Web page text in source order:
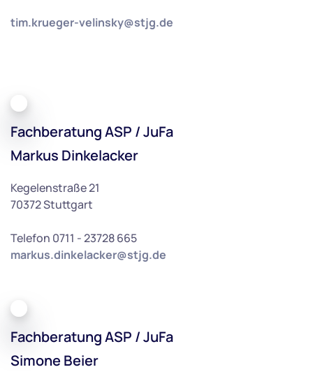
tim.krueger-velinsky@stjg.de
Fachberatung ASP / JuFa
Markus Dinkelacker
Kegelenstraße 21
70372 Stuttgart
Telefon 0711 - 23728 665
markus.dinkelacker@stjg.de
Fachberatung ASP / JuFa
Simone Beier